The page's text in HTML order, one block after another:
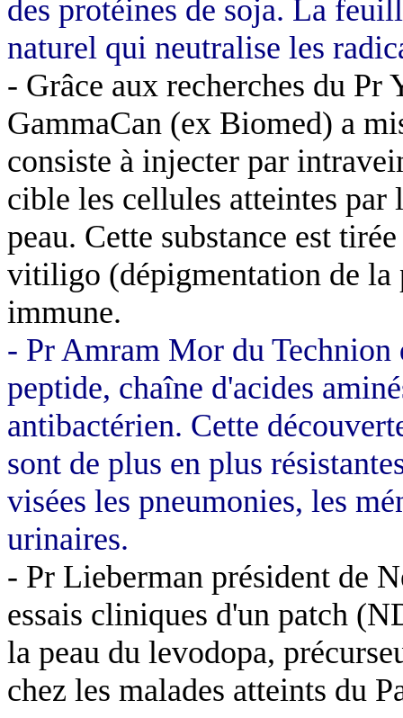
des protéines de soja. La
naturel qui neutralise les
- Grâce aux recherches du Pr
GammaCan (ex Biomed) a
consiste à injecter par
cible les cellules atteintes par
peau. Cette substance est
vitiligo (dépigmentation de la
immune.
- Pr Amram Mor du Technion
peptide, chaîne d'acides
antibactérien. Cette
sont de plus en plus
visées les pneumonies, les
urinaires.
- Pr Lieberman président de
essais cliniques d'un patch
la peau du levodopa,
chez les malades atteints du